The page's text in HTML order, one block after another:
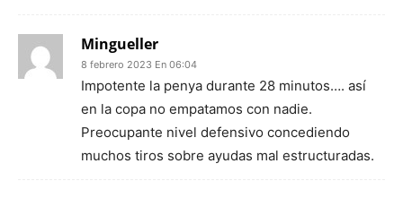
Mingueller
8 febrero 2023 En 06:04
Impotente la penya durante 28 minutos…. así
en la copa no empatamos con nadie.
Preocupante nivel defensivo concediendo
muchos tiros sobre ayudas mal estructuradas.